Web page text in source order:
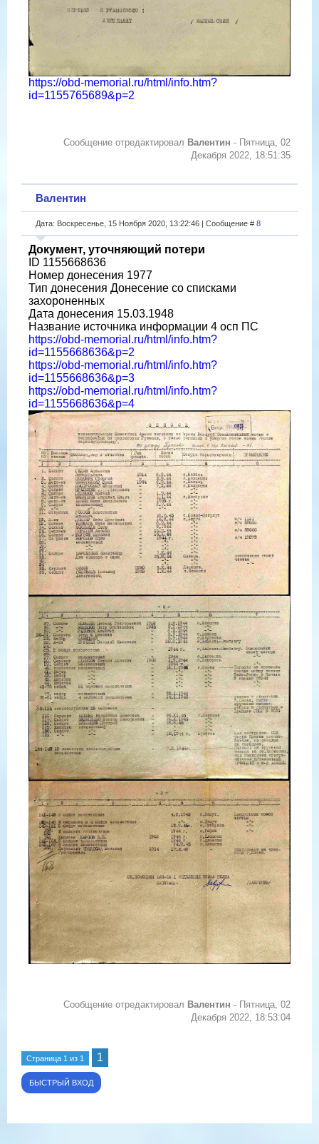
https://obd-memorial.ru/html/info.htm?
id=1155765689&p=2
Сообщение отредактировал Валентин - Пятница, 02
Декабря 2022, 18:51:35
Валентин
Дата: Воскресенье, 15 Ноября 2020, 13:22:46 | Сообщение # 8
Документ, уточняющий потери
ID 1155668636
Номер донесения 1977
Тип донесения Донесение со списками
захороненных
Дата донесения 15.03.1948
Название источника информации 4 осп ПС
https://obd-memorial.ru/html/info.htm?
id=1155668636&p=2
https://obd-memorial.ru/html/info.htm?
id=1155668636&p=3
https://obd-memorial.ru/html/info.htm?
id=1155668636&p=4
Сообщение отредактировал Валентин - Пятница, 02
Декабря 2022, 18:53:04
Страница 1 из 1 1